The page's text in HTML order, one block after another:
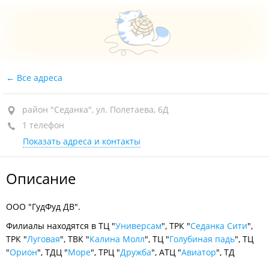
Все адреса
район "Седанка", ул. Полетаева, 6Д
1 телефон
Показать адреса и контакты
Описание
ООО "ГудФуд ДВ".
Филиалы находятся в ТЦ "Универсам", ТРК "Седанка Сити",
ТРК "Луговая", ТВК "Калина Молл", ТЦ "Голубиная падь", ТЦ
"Орион", ТДЦ "Море", ТРЦ "Дружба", АТЦ "Авиатор", ТД